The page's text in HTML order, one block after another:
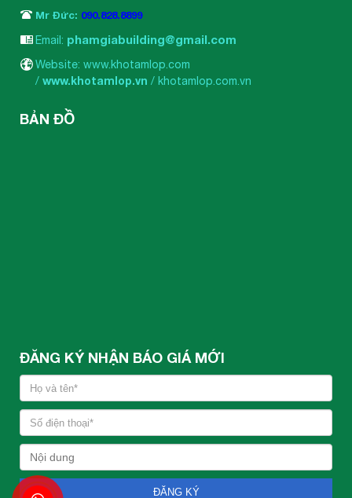
Mr Đức: 090.828.8899
Email: phamgiabuilding@gmail.com
Website: www.khotamlop.com
/ www.khotamlop.vn / khotamlop.com.vn
BẢN ĐỒ
ĐĂNG KÝ NHẬN BÁO GIÁ MỚI
ĐĂNG KÝ